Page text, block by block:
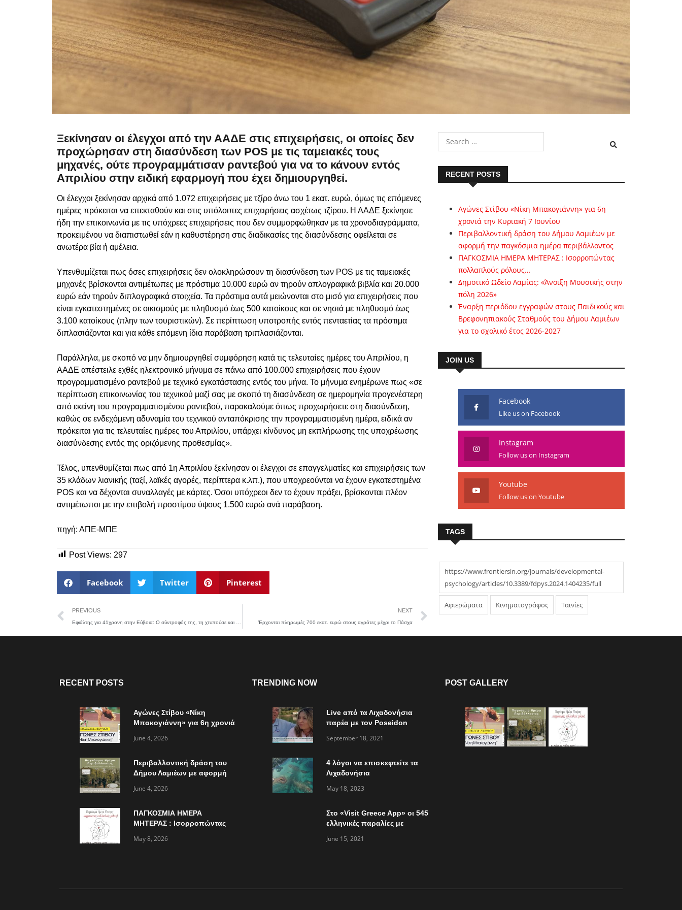
Ξεκίνησαν οι έλεγχοι από την ΑΑΔΕ στις επιχειρήσεις, οι οποίες δεν
προχώρησαν στη διασύνδεση των POS με τις ταμειακές τους
μηχανές, ούτε προγραμμάτισαν ραντεβού για να το κάνουν εντός
Απριλίου στην ειδική εφαρμογή που έχει δημιουργηθεί.
Οι έλεγχοι ξεκίνησαν αρχικά από 1.072 επιχειρήσεις με τζίρο άνω του 1 εκατ. ευρώ, όμως τις επόμενες
ημέρες πρόκειται να επεκταθούν και στις υπόλοιπες επιχειρήσεις ασχέτως τζίρου. Η ΑΑΔΕ ξεκίνησε
ήδη την επικοινωνία με τις υπόχρεες επιχειρήσεις που δεν συμμορφώθηκαν με τα χρονοδιαγράμματα,
προκειμένου να διαπιστωθεί εάν η καθυστέρηση στις διαδικασίες της διασύνδεσης οφείλεται σε
ανωτέρα βία ή αμέλεια.
Υπενθυμίζεται πως όσες επιχειρήσεις δεν ολοκληρώσουν τη διασύνδεση των POS με τις ταμειακές
μηχανές βρίσκονται αντιμέτωπες με πρόστιμα 10.000 ευρώ αν τηρούν απλογραφικά βιβλία και 20.000
ευρώ εάν τηρούν διπλογραφικά στοιχεία. Τα πρόστιμα αυτά μειώνονται στο μισό για επιχειρήσεις που
είναι εγκατεστημένες σε οικισμούς με πληθυσμό έως 500 κατοίκους και σε νησιά με πληθυσμό έως
3.100 κατοίκους (πλην των τουριστικών). Σε περίπτωση υποτροπής εντός πενταετίας τα πρόστιμα
διπλασιάζονται και για κάθε επόμενη ίδια παράβαση τριπλασιάζονται.
Παράλληλα, με σκοπό να μην δημιουργηθεί συμφόρηση κατά τις τελευταίες ημέρες του Απριλίου, η
ΑΑΔΕ απέστειλε εχθές ηλεκτρονικό μήνυμα σε πάνω από 100.000 επιχειρήσεις που έχουν
προγραμματισμένο ραντεβού με τεχνικό εγκατάστασης εντός του μήνα. Το μήνυμα ενημέρωνε πως «σε
περίπτωση επικοινωνίας του τεχνικού μαζί σας με σκοπό τη διασύνδεση σε ημερομηνία προγενέστερη
από εκείνη του προγραμματισμένου ραντεβού, παρακαλούμε όπως προχωρήσετε στη διασύνδεση,
καθώς σε ενδεχόμενη αδυναμία του τεχνικού ανταπόκρισης την προγραμματισμένη ημέρα, ειδικά αν
πρόκειται για τις τελευταίες ημέρες του Απριλίου, υπάρχει κίνδυνος μη εκπλήρωσης της υποχρέωσης
διασύνδεσης εντός της οριζόμενης προθεσμίας».
Τέλος, υπενθυμίζεται πως από 1η Απριλίου ξεκίνησαν οι έλεγχοι σε επαγγελματίες και επιχειρήσεις των
35 κλάδων λιανικής (ταξί, λαϊκές αγορές, περίπτερα κ.λπ.), που υποχρεούνται να έχουν εγκατεστημένα
POS και να δέχονται συναλλαγές με κάρτες. Όσοι υπόχρεοι δεν το έχουν πράξει, βρίσκονται πλέον
αντιμέτωποι με την επιβολή προστίμου ύψους 1.500 ευρώ ανά παράβαση.
πηγή: ΑΠΕ-ΜΠΕ
Post Views: 297
Facebook Twitter Pinterest
PREVIOUS NEXT
Έρχονται πληρωμές 700 εκατ. ευρώ στους αγρότες μέχρι το Πάσχα
RECENT POSTS
Αγώνες Στίβου «Νίκη Μπακογιάννη» για 6η
χρονιά την Κυριακή 7 Ιουνίου
Περιβαλλοντική δράση του Δήμου Λαμιέων με
αφορμή την παγκόσμια ημέρα περιβάλλοντος
ΠΑΓΚΟΣΜΙΑ ΗΜΕΡΑ ΜΗΤΕΡΑΣ : Ισορροπώντας
πολλαπλούς ρόλους…
Δημοτικό Ωδείο Λαμίας: «Άνοιξη Μουσικής στην
πόλη 2026»
Έναρξη περιόδου εγγραφών στους Παιδικούς και
Βρεφονηπιακούς Σταθμούς του Δήμου Λαμιέων
για το σχολικό έτος 2026-2027
JOIN US
Facebook
Like us on Facebook
Instagram
Follow us on Instagram
Youtube
Follow us on Youtube
TAGS
https://www.frontiersin.org/journals/developmental-
psychology/articles/10.3389/fdpys.2024.1404235/full
Αφιερώματα Κινηματογράφος Ταινίες
RECENT POSTS
Αγώνες Στίβου «Νίκη
Μπακογιάννη» για 6η χρονιά
June 4, 2026
Περιβαλλοντική δράση του
Δήμου Λαμιέων με αφορμή
περιβάλλοντος
June 4, 2026
ΠΑΓΚΟΣΜΙΑ ΗΜΕΡΑ
ΜΗΤΕΡΑΣ : Ισορροπώντας
May 8, 2026
TRENDING NOW
Live από τα Λιχαδονήσια
παρέα με τον Poseidon
συμβαίνει”
September 18, 2021
4 λόγοι να επισκεφτείτε τα
Λιχαδονήσια
May 18, 2023
Στο «Visit Greece App» οι 545
ελληνικές παραλίες με
June 15, 2021
POST GALLERY